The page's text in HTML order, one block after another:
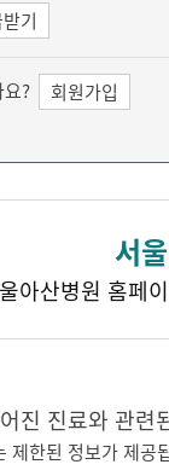
기
? 회원가입
서
아산병원 홈페
진 진료와 관
제한된 정보가 제공